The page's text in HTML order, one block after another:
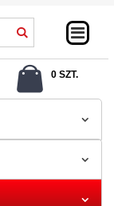
0 SZT.